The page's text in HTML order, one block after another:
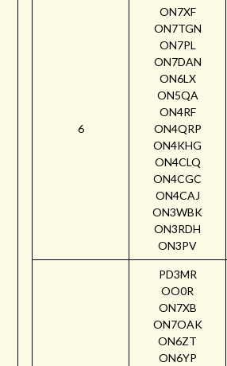
6
ON7XF
ON7TGN
ON7PL
ON7DAN
ON6LX
ON5QA
ON4RF
ON4QRP
ON4KHG
ON4CLQ
ON4CGC
ON4CAJ
ON3WBK
ON3RDH
ON3PV
PD3MR
OO0R
ON7XB
ON7OAK
ON6ZT
ON6YP